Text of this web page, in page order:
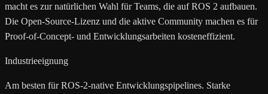
macht es zur natürlichen Wahl für Teams, die auf ROS 2 aufbauen.
Die Open-Source-Lizenz und die aktive Community machen es für
Proof-of-Concept- und Entwicklungsarbeiten kosteneffizient.
Industrieeignung
Am besten für ROS-2-native Entwicklungspipelines. Starke